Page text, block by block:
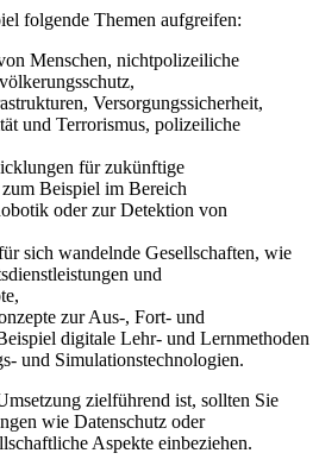
folgende Themen aufgreifen:
Menschen, nichtpolizeiliche
Versorgungssicherheit,
und Terrorismus, polizeiliche
für zukünftige
Beispiel im Bereich
oder zur Detektion von
sich wandelnde Gesellschaften, wie
und
zur Aus-, Fort- und
digitale Lehr- und Lernmethoden
und Simulationstechnologien.
zielführend ist, sollten Sie
wie Datenschutz oder
Aspekte einbeziehen.